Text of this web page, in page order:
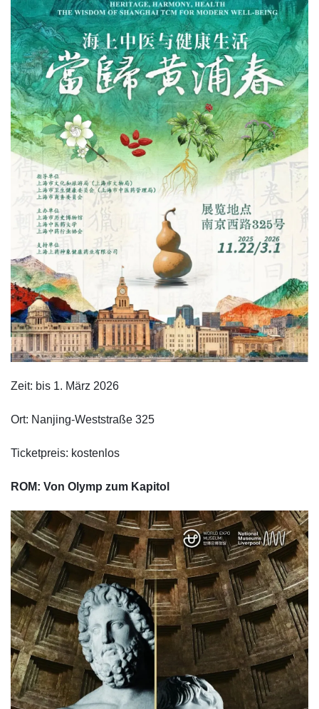
Zeit: bis 1. März 2026
Ort: Nanjing-Weststraße 325
Ticketpreis: kostenlos
ROM: Von Olymp zum Kapitol